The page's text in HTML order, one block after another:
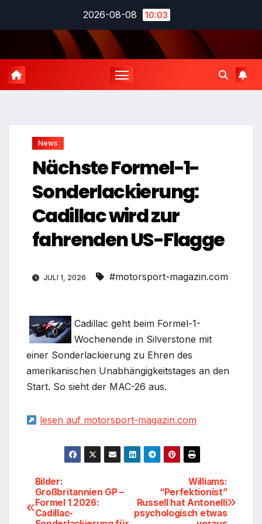
2026-08-08 10:03
News
Nächste Formel-1-
Sonderlackierung:
Cadillac wird zur
fahrenden US-Flagge
JULI 1, 2026 #motorsport-magazin.com
Cadillac geht beim Formel-1-
Wochenende in Silverstone mit
einer Sonderlackierung zu Ehren des
amerikanischen Unabhängigkeitstages an den
Start. So sieht der MAC-26 aus.
lesen auf motorsport-magazin.com
BeitragsnavigationWilliams:
“Perfektionist”
Russell hat Antonelli
psychologisch etwas
Bilder:
Großbritannien GP –
Formel 1 2026:
Cadillac-